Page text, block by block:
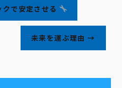
で安定させる
未来を運ぶ理由→